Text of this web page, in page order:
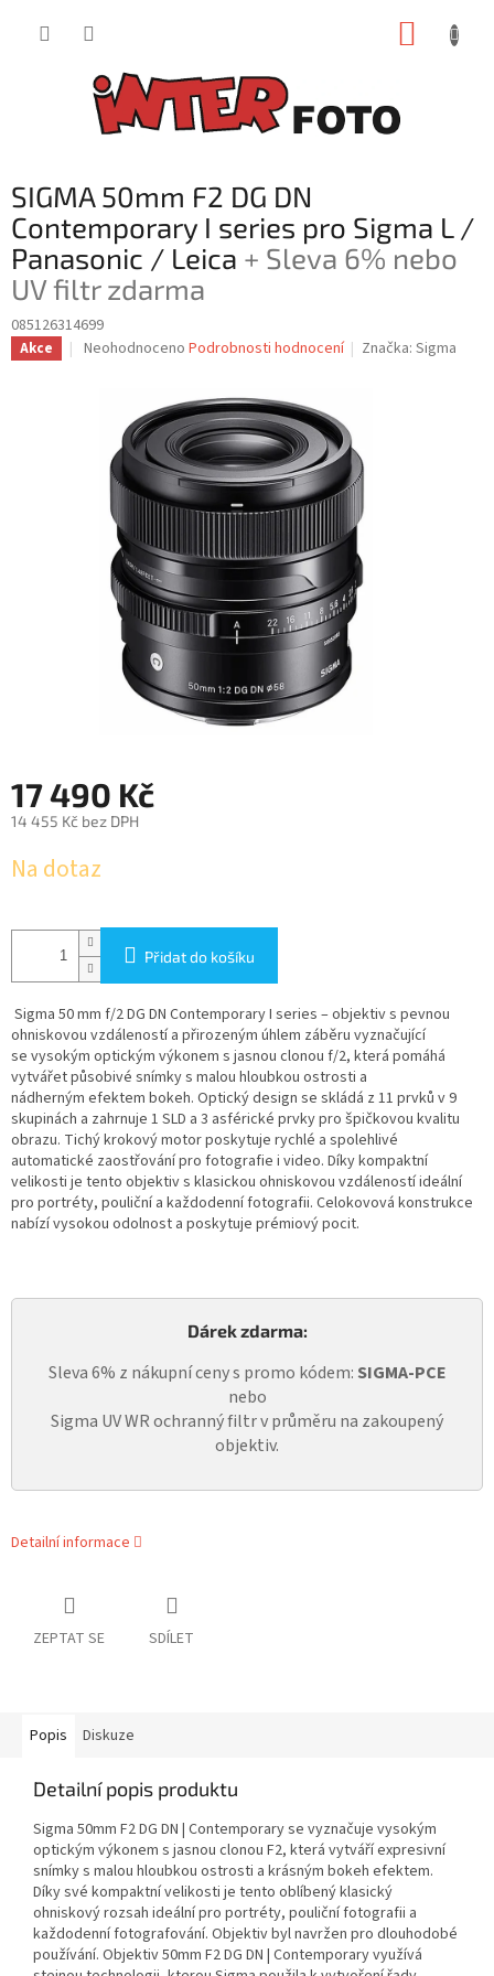
SIGMA 50mm F2 DG DN
Contemporary I series pro Sigma L /
Panasonic / Leica + Sleva 6% nebo
UV filtr zdarma
085126314699
Akce
Průměrné
hvězdiček.
Neohodnoceno Podrobnosti hodnocení Značka:Sigma
17 490 Kč
14 455 Kč bez DPH
cena:
Na dotaz
Přidat do košíku
Sigma 50 mm f/2 DG DN Contemporary I series –⁠ objektiv s pevnou
ohniskovou vzdáleností a přirozeným úhlem záběru vyznačující
se vysokým optickým výkonem s jasnou clonou f/2, která pomáhá
vytvářet působivé snímky s malou hloubkou ostrosti a
nádherným efektem bokeh. Optický design se skládá z 11 prvků v 9
skupinách a zahrnuje 1 SLD a 3 asférické prvky pro špičkovou kvalitu
obrazu. Tichý krokový motor poskytuje rychlé a spolehlivé
automatické zaostřování pro fotografie i video. Díky kompaktní
velikosti je tento objektiv s klasickou ohniskovou vzdáleností ideální
pro portréty, pouliční a každodenní fotografii. Celokovová konstrukce
nabízí vysokou odolnost a poskytuje prémiový pocit.
Dárek zdarma:
Sleva 6% z nákupní ceny s promo kódem: SIGMA-PCE
nebo
Sigma UV WR ochranný filtr v průměru na zakoupený
objektiv.
Detailní informace
ZEPTAT SE SDÍLET
Popis Diskuze
Detailní popis produktu
Sigma 50mm F2 DG DN | Contemporary se vyznačuje vysokým
optickým výkonem s jasnou clonou F2, která vytváří expresivní
snímky s malou hloubkou ostrosti a krásným bokeh efektem.
Díky své kompaktní velikosti je tento oblíbený klasický
ohniskový rozsah ideální pro portréty, pouliční fotografii a
každodenní fotografování. Objektiv byl navržen pro dlouhodobé
používání. Objektiv 50mm F2 DG DN | Contemporary využívá